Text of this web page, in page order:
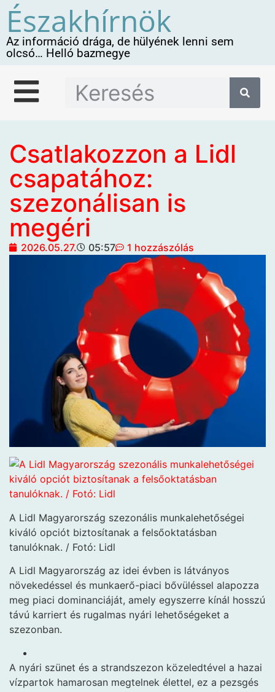
Északhírnök
Az információ drága, de hülyének lenni sem
olcsó… Helló bazmegye
Csatlakozzon a Lidl
csapatához:
szezonálisan is
megéri
2026.05.27. 05:57 1 hozzászólás
A Lidl Magyarország szezonális munkalehetőségei
kiváló opciót biztosítanak a felsőoktatásban
tanulóknak. / Fotó: Lidl
A Lidl Magyarország az idei évben is látványos
növekedéssel és munkaerő-piaci bővüléssel alapozza
meg piaci dominanciáját, amely egyszerre kínál hosszú
távú karriert és rugalmas nyári lehetőségeket a
szezonban.
A nyári szünet és a strandszezon közeledtével a hazai
vízpartok hamarosan megtelnek élettel, ez a pezsgés